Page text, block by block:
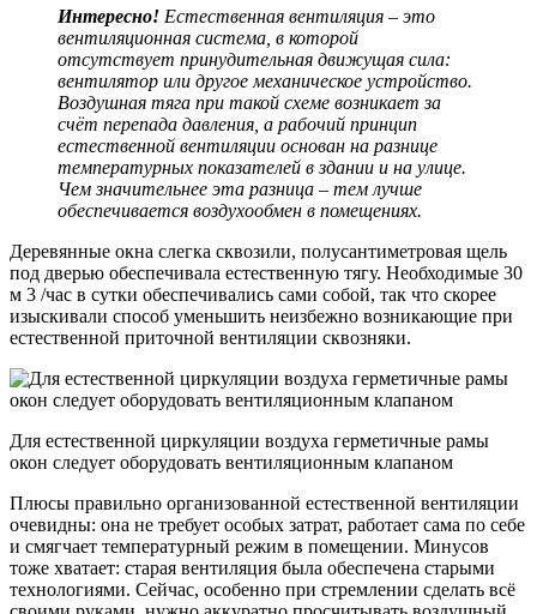
Интересно! Естественная вентиляция – это
вентиляционная система, в которой
отсутствует принудительная движущая сила:
вентилятор или другое механическое устройство.
Воздушная тяга при такой схеме возникает за
счёт перепада давления, а рабочий принцип
естественной вентиляции основан на разнице
температурных показателей в здании и на улице.
Чем значительнее эта разница – тем лучше
обеспечивается воздухообмен в помещениях.
Деревянные окна слегка сквозили, полусантиметровая щель
под дверью обеспечивала естественную тягу. Необходимые 30
м 3 /час в сутки обеспечивались сами собой, так что скорее
изыскивали способ уменьшить неизбежно возникающие при
естественной приточной вентиляции сквозняки.
Для естественной циркуляции воздуха герметичные рамы
окон следует оборудовать вентиляционным клапаном
Плюсы правильно организованной естественной вентиляции
очевидны: она не требует особых затрат, работает сама по себе
и смягчает температурный режим в помещении. Минусов
тоже хватает: старая вентиляция была обеспечена старыми
технологиями. Сейчас, особенно при стремлении сделать всё